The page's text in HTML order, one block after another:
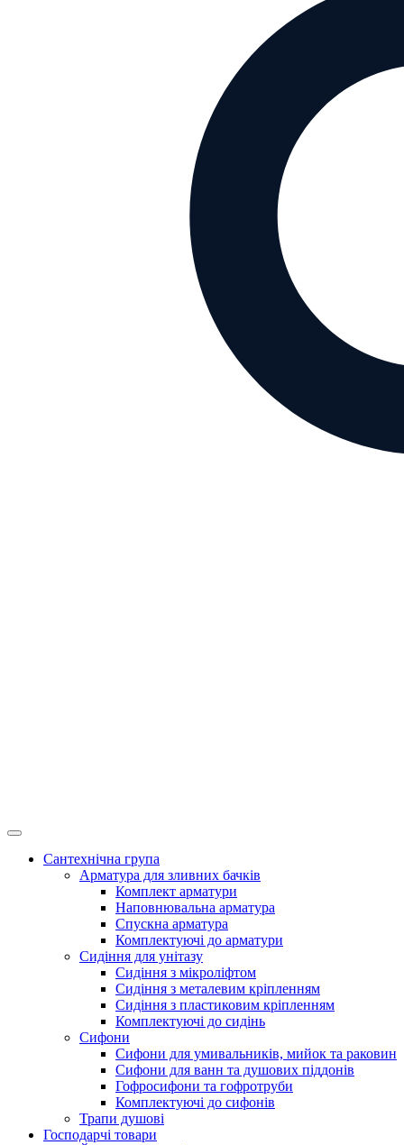
Сантехнічна група
Арматура для зливних бачків
Комплект арматури
Наповнювальна арматура
Спускна арматура
Комплектуючі до арматури
Сидіння для унітазу
Сидіння з мікроліфтом
Сидіння з металевим кріпленням
Сидіння з пластиковим кріпленням
Комплектуючі до сидінь
Сифони
Сифони для умивальників, мийок та раковин
Сифони для ванн та душових піддонів
Гофросифони та гофротруби
Комплектуючі до сифонів
Трапи душові
Господарчі товари